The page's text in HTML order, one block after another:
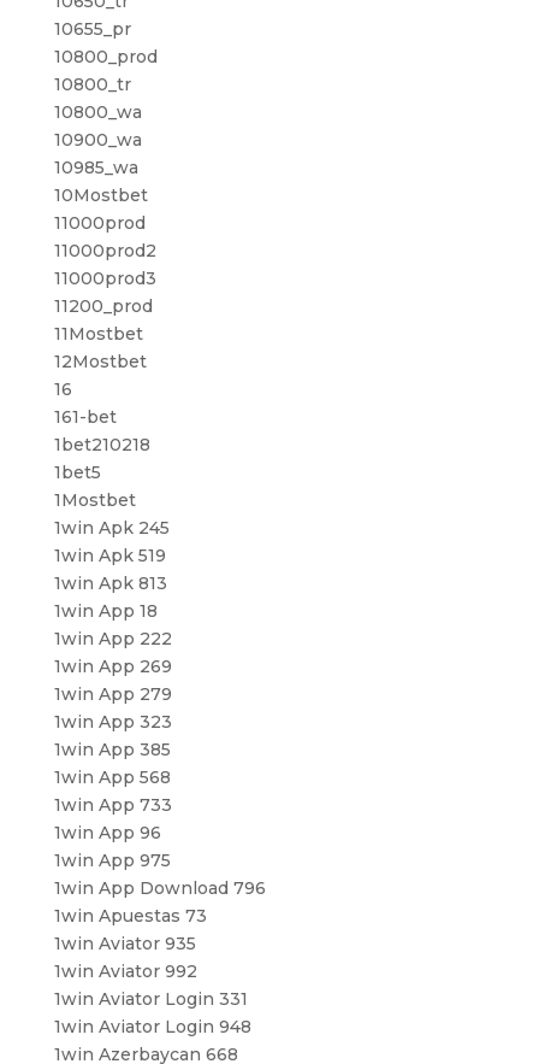
10655_pr
10800_prod
10800_tr
10800_wa
10900_wa
10985_wa
10Mostbet
11000prod
11000prod2
11000prod3
11200_prod
11Mostbet
12Mostbet
16
161-bet
1bet210218
1bet5
1Mostbet
1win Apk 245
1win Apk 519
1win Apk 813
1win App 18
1win App 222
1win App 269
1win App 279
1win App 323
1win App 385
1win App 568
1win App 733
1win App 96
1win App 975
1win App Download 796
1win Apuestas 73
1win Aviator 935
1win Aviator 992
1win Aviator Login 331
1win Aviator Login 948
1win Azerbaycan 668